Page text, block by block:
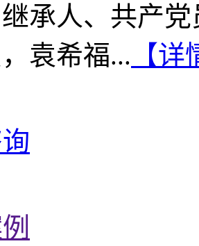
承人、共产
袁希福... 【